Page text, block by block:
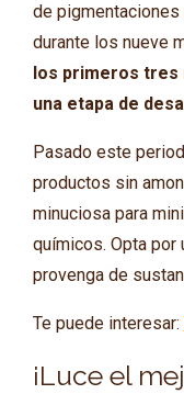
de pigmentaciones
durante los nueve
los primeros
una etapa de
Pasado este
productos sin
minuciosa para
químicos. Opta por
provenga de
Te puede interesar:
¡Luce el